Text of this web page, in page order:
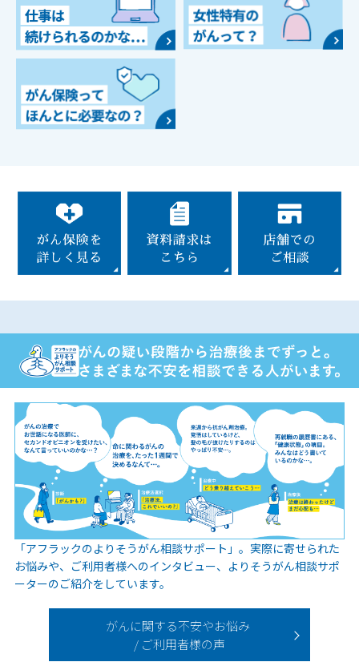
「アフラックのよりそうがん相談サポート」。実際に寄せられた
お悩みや、ご利用者様へのインタビュー、よりそうがん相談サポ
ーターのご紹介をしています。
がんに関する不安やお悩み
/ ご利用者様の声